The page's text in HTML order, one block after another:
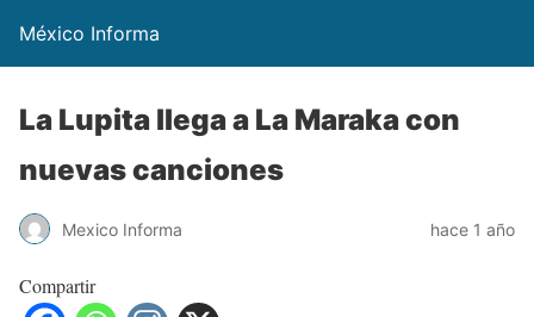
México Informa
La Lupita llega a La Maraka con
nuevas canciones
Mexico Informa hace 1 año
Compartir